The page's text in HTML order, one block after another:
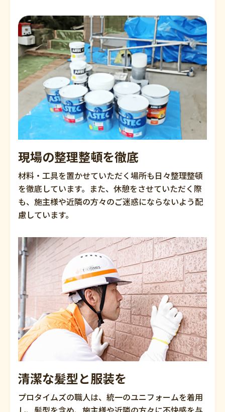
現場の整理整頓を徹底
材料・工具を置かせていただく場所も日々整理整頓
を徹底しています。また、休憩をさせていただく際
も、施主様や近隣の方々のご迷惑にならないよう配
慮しています。
清潔な髪型と服装を
プロタイムズの職人は、統一のユニフォームを着用